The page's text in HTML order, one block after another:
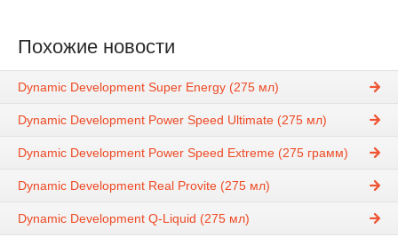
Похожие новости
Dynamic Development Super Energy (275 мл)
Dynamic Development Power Speed Ultimate (275 мл)
Dynamic Development Power Speed Extreme (275 грамм)
Dynamic Development Real Provite (275 мл)
Dynamic Development Q-Liquid (275 мл)